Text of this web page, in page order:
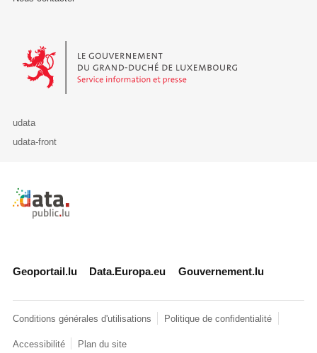
Le Gouvernement du Grand-Duché de Luxembourg - Service
udata
udata-front
Retour à l'accueil de data.public.lu
Geoportail.lu Data.Europa.eu Gouvernement.lu
Conditions générales d'utilisations Politique de confidentialité
Accessibilité Plan du site